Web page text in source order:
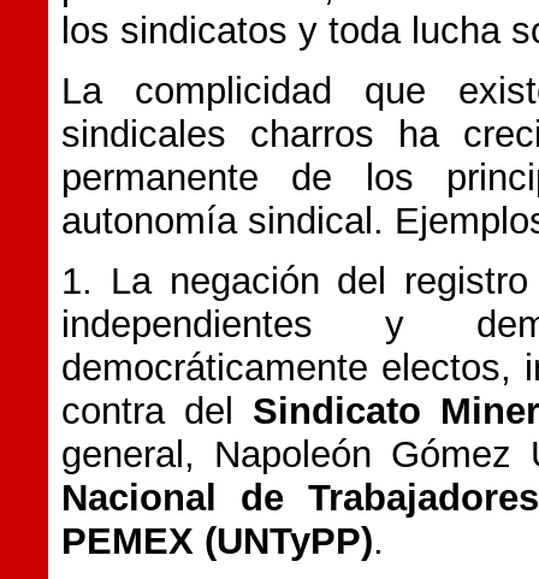
los sindicatos y toda lucha
La complicidad que
sindicales charros ha
permanente de los
autonomía sindical.
1. La negación del
independientes y
democráticamente electos,
contra del Sindicato
general, Napoleón
Nacional de
PEMEX (UNTyPP).